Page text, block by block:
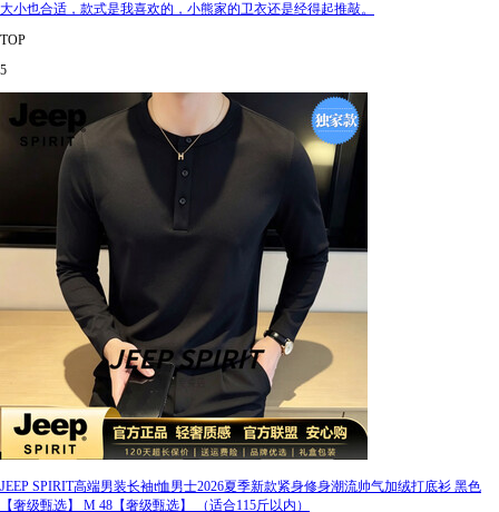
大小也合适，款式是我喜欢的，小熊家的卫衣还是经得起推敲。
TOP
5
JEEP SPIRIT高端男装长袖t恤男士2026夏季新款紧身修身潮流帅气加绒打底衫 黑色
【奢级甄选】 M 48【奢级甄选】 （适合115斤以内）